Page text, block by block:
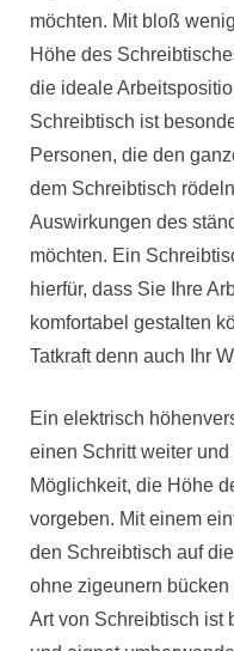
möchten. Mit bloß
Höhe des
die ideale
Schreibtisch ist
Personen, die den
dem Schreibtisch
Auswirkungen des
möchten. Ein
hierfür, dass Sie Ihre
komfortabel gestalten
Tatkraft denn auch Ihr
Ein elektrisch
einen Schritt weiter
Möglichkeit, die Höhe
vorgeben. Mit einem
den Schreibtisch auf
ohne zigeunern
Art von Schreibtisch ist